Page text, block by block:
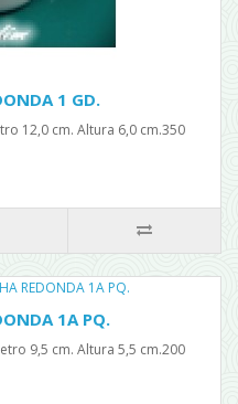
1 GD.
12,0 cm. Altura 6,0 cm.350
1A PQ.
9,5 cm. Altura 5,5 cm.200